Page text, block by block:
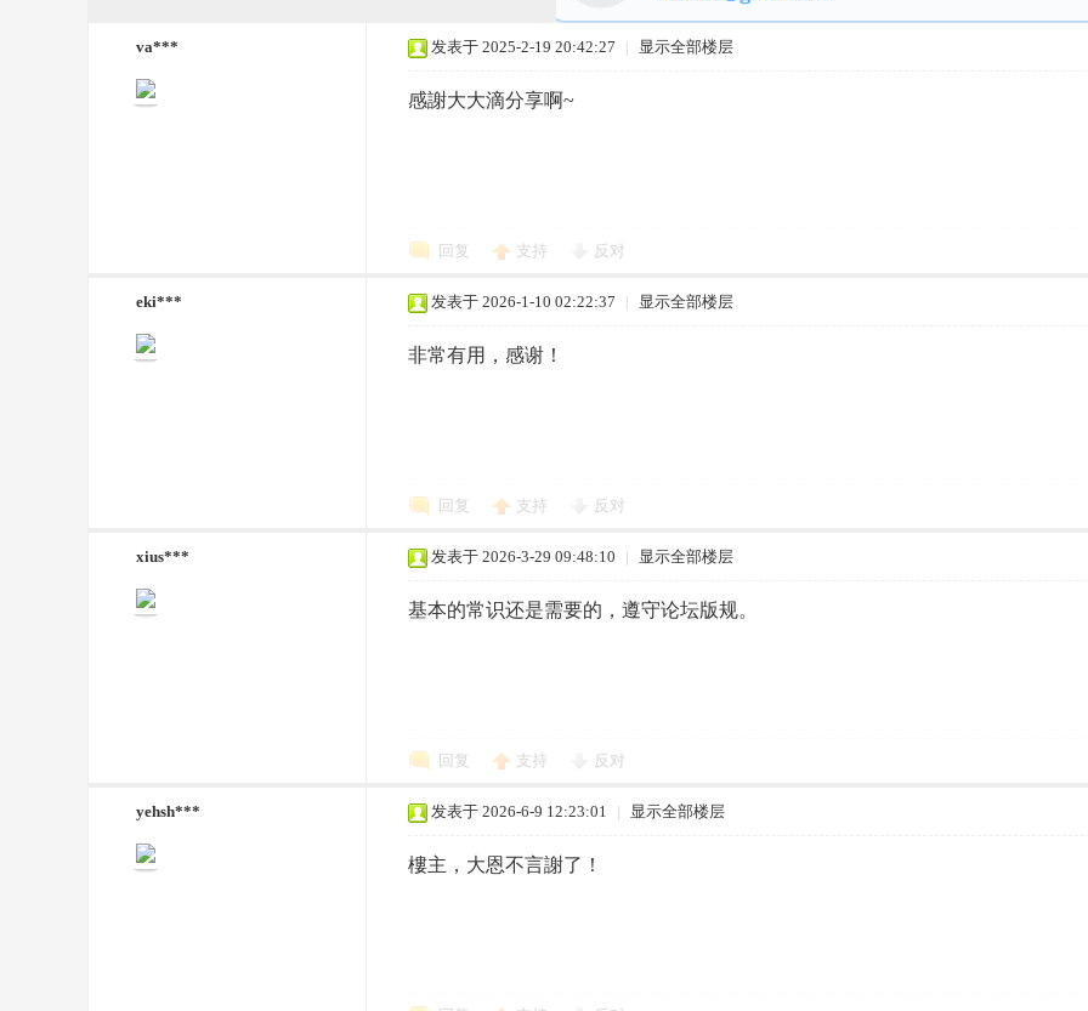
va*** 发表于 2025-2-19 20:42:27 | 显示全部楼层
感謝大大滴分享啊~
回复 支持 反对
eki*** 发表于 2026-1-10 02:22:37 | 显示全部楼层
非常有用，感谢！
回复 支持 反对
xius*** 发表于 2026-3-29 09:48:10 | 显示全部楼层
基本的常识还是需要的，遵守论坛版规。
回复 支持 反对
yehsh*** 发表于 2026-6-9 12:23:01 | 显示全部楼层
樓主，大恩不言謝了！